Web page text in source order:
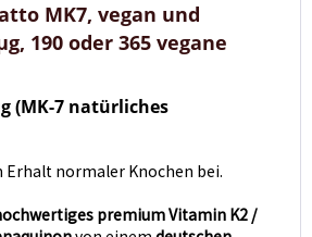
MK7, vegan und
190 oder 365 vegane
(MK-7 natürliches
normaler Knochen bei.
premium Vitamin K2 /